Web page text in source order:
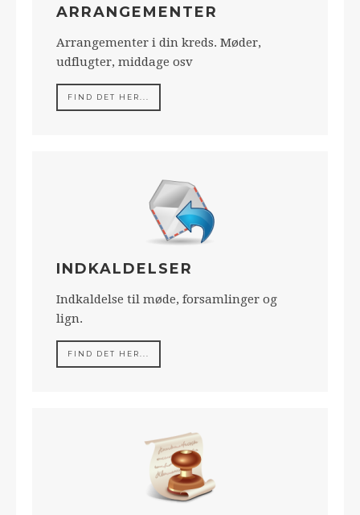
ARRANGEMENTER
Arrangementer i din kreds. Møder,
udflugter, middage osv
FIND DET HER...
INDKALDELSER
Indkaldelse til møde, forsamlinger og
lign.
FIND DET HER...